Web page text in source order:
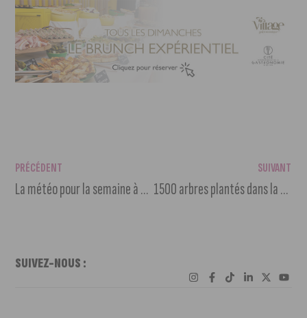
PRÉCÉDENT
La météo pour la semaine à venir
SUIVANT
1500 arbres plantés dans la Forêt des Enfants
SUIVEZ-NOUS :